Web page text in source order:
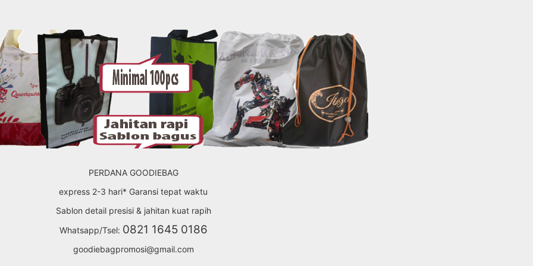
PERDANA GOODIEBAG
express 2-3 hari* Garansi tepat waktu
Sablon detail presisi & jahitan kuat rapih
Whatsapp/Tsel: 0821 1645 0186
goodiebagpromosi@gmail.com